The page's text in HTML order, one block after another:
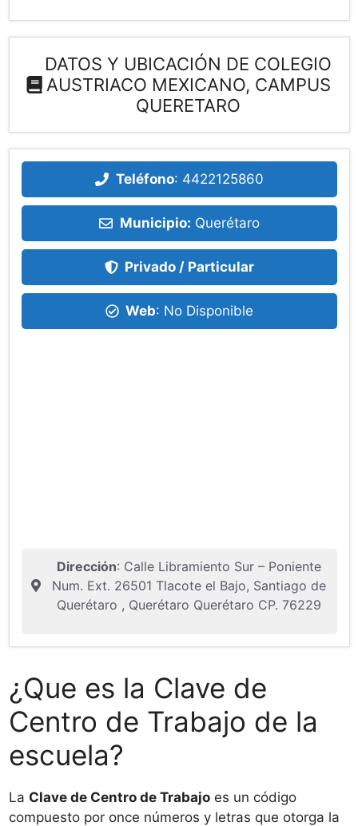
DATOS Y UBICACIÓN DE COLEGIO
AUSTRIACO MEXICANO, CAMPUS
QUERETARO
Teléfono: 4422125860
Municipio: Querétaro
Privado / Particular
Web: No Disponible
Dirección: Calle Libramiento Sur – Poniente
Num. Ext. 26501 Tlacote el Bajo, Santiago de
Querétaro , Querétaro Querétaro CP. 76229
¿Que es la Clave de
Centro de Trabajo de la
escuela?
La Clave de Centro de Trabajo es un código
compuesto por once números y letras que otorga la